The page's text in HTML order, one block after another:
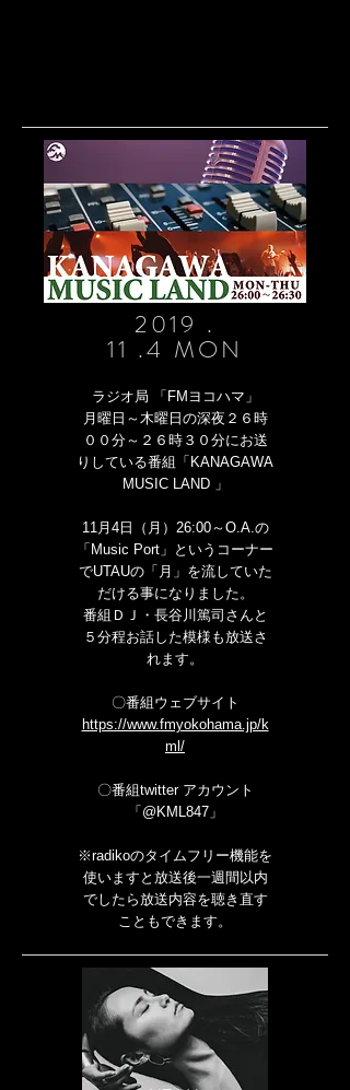
2019 .
11 .4 MON
ラジオ局 「FMヨコハマ」‪
月曜日～木曜日‬の深夜２６時
００分～２６時３０分にお送
りしている番組「KANAGAWA
MUSIC LAND 」
1‪1月4日（月）26:00～O.A.の‬
「Music Port」というコーナー
でUTAUの「月」を流していた
だける事になりました。
番組ＤＪ・長谷川篤司さんと
５分程お話した模様も放送さ
れます。
〇番組ウェブサイト
https://www.fmyokohama.jp/k
ml/
〇番組twitter アカウント
「@KML847」
※radikoのタイムフリー機能を
使いますと放送後一週間以内
でしたら放送内容を聴き直す
こともできます。